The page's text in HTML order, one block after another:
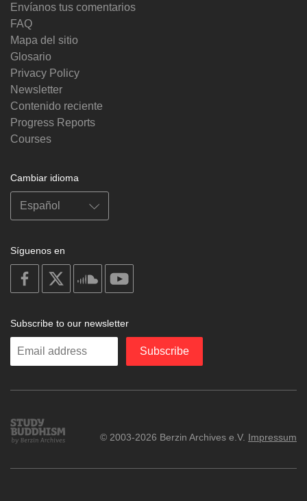
Envíanos tus comentarios
FAQ
Mapa del sitio
Glosario
Privacy Policy
Newsletter
Contenido reciente
Progress Reports
Courses
Cambiar idioma
Síguenos en
on
facebook
soundcloud
Subscribe to our newsletter
Enter
Subscribe
Study
Buddhism
© 2003-2026 Berzin Archives e.V. Impressum